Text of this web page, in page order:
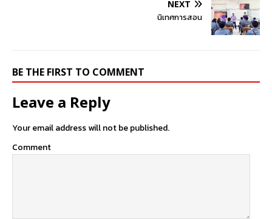
NEXT
นิเทศการสอน
BE THE FIRST TO COMMENT
Leave a Reply
Your email address will not be published.
Comment